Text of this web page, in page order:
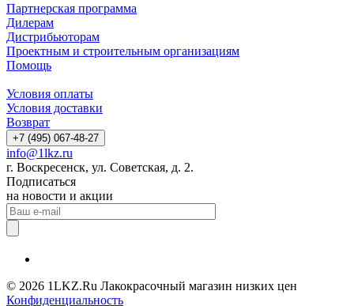
Партнерская программа
Дилерам
Дистрибьюторам
Проектным и строительным организациям
Помощь
Условия оплаты
Условия доставки
Возврат
+7 (495) 067-48-27
info@1lkz.ru
г. Воскресенск, ул. Советская, д. 2.
Подписаться
на новости и акции
© 2026 1LKZ.Ru Лакокрасочный магазин низких цен
Конфиденциальность